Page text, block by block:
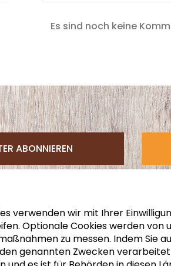
Es sind noch keine
ABONNIEREN
verwenden wir mit Ihrer
Optionale Cookies werden
zu messen. Indem Sie
genannten Zwecken